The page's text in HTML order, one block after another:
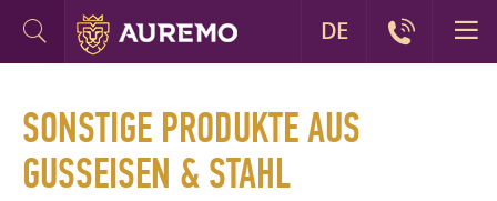
SONSTIGE PRODUKTE AUS
GUSSEISEN & STAHL
DE